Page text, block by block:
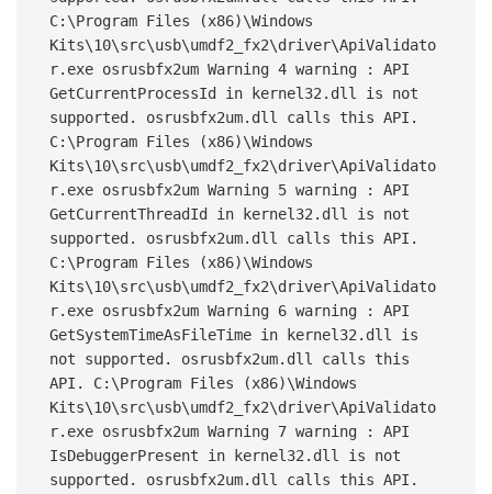
C:\Program Files (x86)\Windows
Kits\10\src\usb\umdf2_fx2\driver\ApiValidato
r.exe osrusbfx2um Warning 4 warning : API
GetCurrentProcessId in kernel32.dll is not
supported. osrusbfx2um.dll calls this API.
C:\Program Files (x86)\Windows
Kits\10\src\usb\umdf2_fx2\driver\ApiValidato
r.exe osrusbfx2um Warning 5 warning : API
GetCurrentThreadId in kernel32.dll is not
supported. osrusbfx2um.dll calls this API.
C:\Program Files (x86)\Windows
Kits\10\src\usb\umdf2_fx2\driver\ApiValidato
r.exe osrusbfx2um Warning 6 warning : API
GetSystemTimeAsFileTime in kernel32.dll is
not supported. osrusbfx2um.dll calls this
API. C:\Program Files (x86)\Windows
Kits\10\src\usb\umdf2_fx2\driver\ApiValidato
r.exe osrusbfx2um Warning 7 warning : API
IsDebuggerPresent in kernel32.dll is not
supported. osrusbfx2um.dll calls this API.